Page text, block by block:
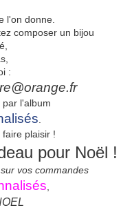
l'on donne.
composer un bijou
:
l'album
plaisir !
pour Noël !
vos commandes